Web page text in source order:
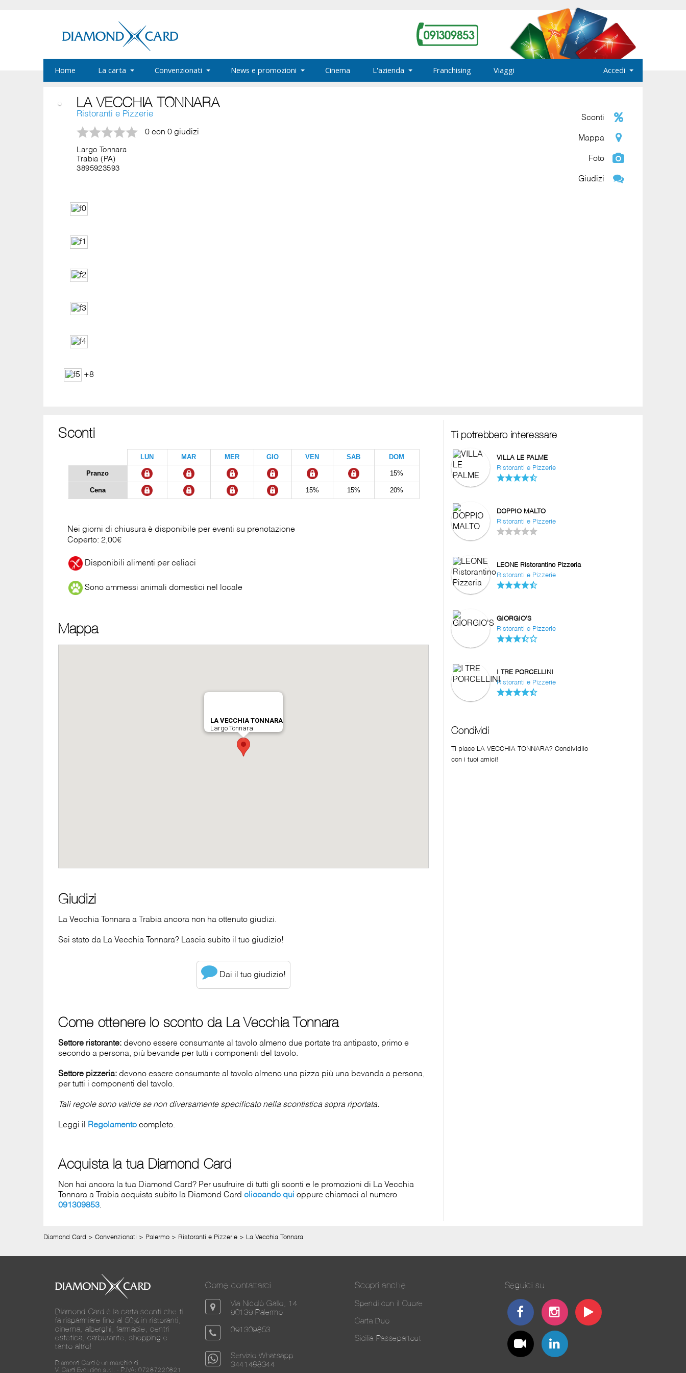
Home La carta Convenzionati News e promozioni Cinema L'azienda Franchising Viaggi Accedi
LA VECCHIA TONNARA
Ristoranti e Pizzerie
0 con 0 giudizi
Largo Tonnara
Trabia (PA)
3895923593
+8
Sconti
Mappa
Foto
Giudizi
Sconti
LUN MAR MER GIO VEN SAB DOM
Pranzo 15%
Cena 15% 15% 20%
Nei giorni di chiusura è disponibile per eventi su prenotazione
Coperto: 2,00€
Disponibili alimenti per celiaci
Sono ammessi animali domestici nel locale
Mappa
Giudizi
La Vecchia Tonnara a Trabia ancora non ha ottenuto giudizi.
Sei stato da La Vecchia Tonnara? Lascia subito il tuo giudizio!
Dai il tuo giudizio!
Come ottenere lo sconto da La Vecchia Tonnara
Settore ristorante: devono essere consumante al tavolo almeno due portate tra antipasto, primo e
secondo a persona, più bevande per tutti i componenti del tavolo.
Settore pizzeria: devono essere consumante al tavolo almeno una pizza più una bevanda a persona,
per tutti i componenti del tavolo.
Tali regole sono valide se non diversamente specificato nella scontistica sopra riportata.
Leggi il Regolamento completo.
Acquista la tua Diamond Card
Non hai ancora la tua Diamond Card? Per usufruire di tutti gli sconti e le promozioni di La Vecchia
Tonnara a Trabia acquista subito la Diamond Cardcliccando qui oppure chiamaci al numero
091309853.
Ti potrebbero interessare
VILLA LE PALME
Ristoranti e Pizzerie
DOPPIO MALTO
Ristoranti e Pizzerie
LEONE Ristorantino Pizzeria
Ristoranti e Pizzerie
GIORGIO'S
Ristoranti e Pizzerie
I TRE PORCELLINI
Ristoranti e Pizzerie
Condividi
Ti piace LA VECCHIA TONNARA? Condividilo
con i tuoi amici!
Diamond Card > Convenzionati > Palermo > Ristoranti e Pizzerie > La Vecchia Tonnara
Diamond Card è la carta sconti che ti
fa risparmiare fino al 50% in ristoranti,
cinema, alberghi, farmacie, centri
estetica, carburante, shopping e
tanto altro!
Diamond Card è un marchio di
Vi.Card Evolution s.r.l. - P.IVA: 07287220821
Come contattarci
Via Nicolò Gallo, 14
90139 Palermo
091309853
Servizio Whatsapp
3441488344
Scopri anche
Spendi con il Cuore
Carta Duo
Sicilia Passepartout
Seguici su